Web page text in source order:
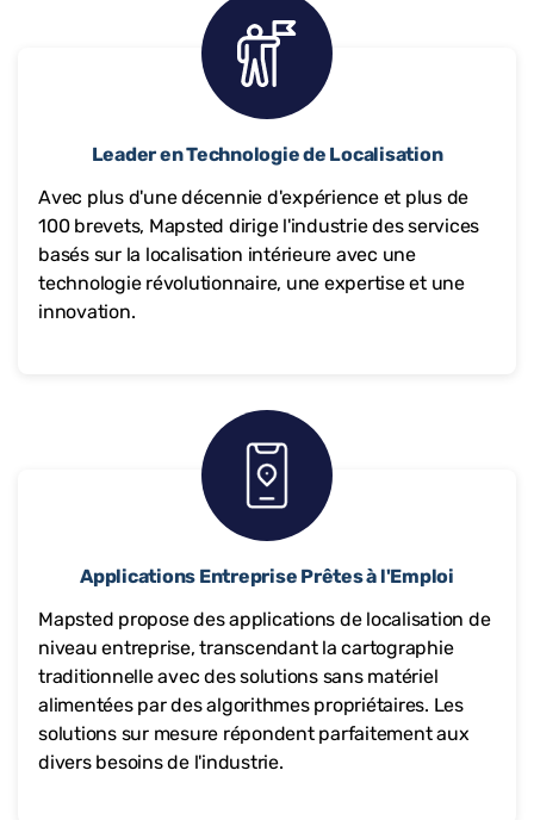
Leader en Technologie de Localisation
Avec plus d'une décennie d'expérience et plus de
100 brevets, Mapsted dirige l'industrie des services
basés sur la localisation intérieure avec une
technologie révolutionnaire, une expertise et une
innovation.
Applications Entreprise Prêtes à l'Emploi
Mapsted propose des applications de localisation de
niveau entreprise, transcendant la cartographie
traditionnelle avec des solutions sans matériel
alimentées par des algorithmes propriétaires. Les
solutions sur mesure répondent parfaitement aux
divers besoins de l'industrie.